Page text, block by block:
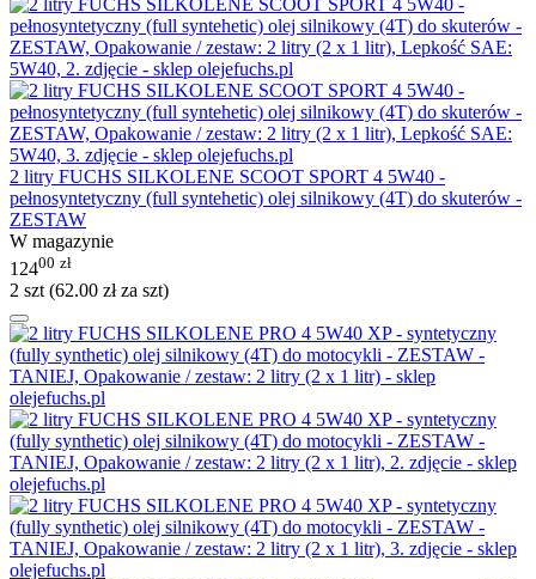
2 litry FUCHS SILKOLENE SCOOT SPORT 4 5W40 -
pełnosyntetyczny (full syntehetic) olej silnikowy (4T) do skuterów -
ZESTAW
W magazynie
12400 zł
2 szt (62.00 złza szt)